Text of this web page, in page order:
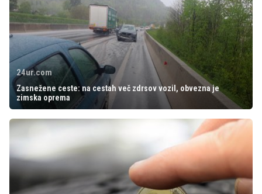
24ur.com
Zasnežene ceste: na cestah več zdrsov vozil, obvezna je
zimska oprema